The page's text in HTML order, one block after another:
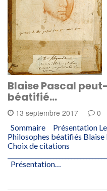
Blaise Pascal
béatifié…
13 septembre 2017 0
Sommaire Présentation Le
Philosophes béatifiés
Choix de citations
Présentation…